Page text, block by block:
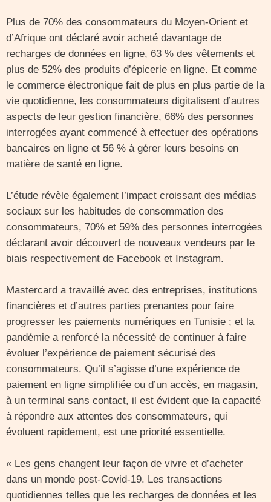
Plus de 70% des consommateurs du Moyen-Orient et
d’Afrique ont déclaré avoir acheté davantage de
recharges de données en ligne, 63 % des vêtements et
plus de 52% des produits d’épicerie en ligne. Et comme
le commerce électronique fait de plus en plus partie de la
vie quotidienne, les consommateurs digitalisent d’autres
aspects de leur gestion financière, 66% des personnes
interrogées ayant commencé à effectuer des opérations
bancaires en ligne et 56 % à gérer leurs besoins en
matière de santé en ligne.
L’étude révèle également l’impact croissant des médias
sociaux sur les habitudes de consommation des
consommateurs, 70% et 59% des personnes interrogées
déclarant avoir découvert de nouveaux vendeurs par le
biais respectivement de Facebook et Instagram.
Mastercard a travaillé avec des entreprises, institutions
financières et d’autres parties prenantes pour faire
progresser les paiements numériques en Tunisie ; et la
pandémie a renforcé la nécessité de continuer à faire
évoluer l’expérience de paiement sécurisé des
consommateurs. Qu’il s’agisse d’une expérience de
paiement en ligne simplifiée ou d’un accès, en magasin,
à un terminal sans contact, il est évident que la capacité
à répondre aux attentes des consommateurs, qui
évoluent rapidement, est une priorité essentielle.
« Les gens changent leur façon de vivre et d’acheter
dans un monde post-Covid-19. Les transactions
quotidiennes telles que les recharges de données et les